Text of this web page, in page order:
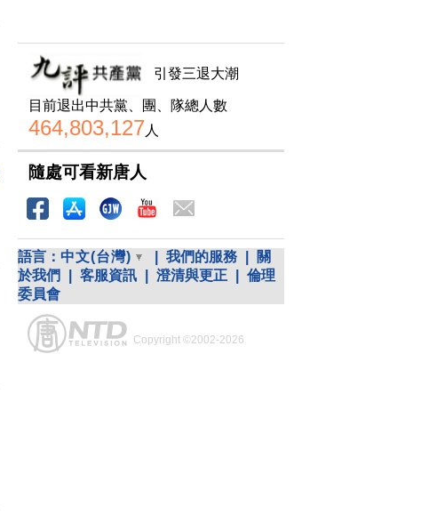
引發三退大潮
目前退出中共黨、團、隊總人數
464,803,127人
隨處可看新唐人
語言： 中文(台灣) 我們的服務
關
於我們
客服資訊 澄清與更正
倫理
委員會
Copyright ©2002-2026